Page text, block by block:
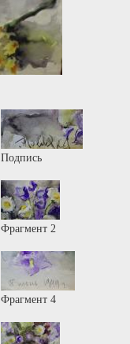
Подпись
Фрагмент 2
Фрагмент 4